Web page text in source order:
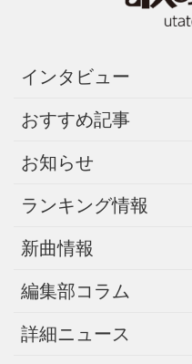
インタビュー
おすすめ記事
お知らせ
ランキング情報
新曲情報
編集部コラム
詳細ニュース